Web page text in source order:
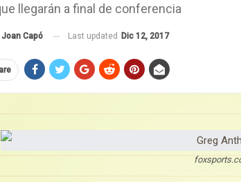
llegarán a final de conferencia
Joan Capó Last updated Dic 12, 2017